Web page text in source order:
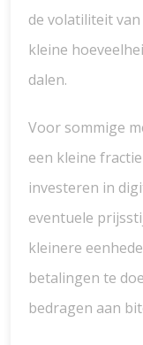
de volatiliteit
kleine
dalen.
Voor sommige
een kleine
investeren in
eventuele
kleinere
betalingen te
bedragen aan